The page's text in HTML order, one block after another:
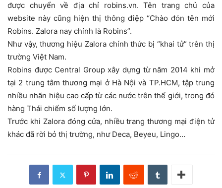
được chuyển về địa chỉ robins.vn. Tên trang chủ của
website này cũng hiện thị thông điệp “Chào đón tên mới
Robins. Zalora nay chính là Robins”.
Như vậy, thương hiệu Zalora chính thức bị “khai tử” trên thị
trường Việt Nam.
Robins được Central Group xây dựng từ năm 2014 khi mở
tại 2 trung tâm thương mại ở Hà Nội và TP.HCM, tập trung
nhiều nhãn hiệu cao cấp từ các nước trên thế giới, trong đó
hàng Thái chiếm số lượng lớn.
Trước khi Zalora đóng cửa, nhiều trang thương mại điện tử
khác đã rời bỏ thị trường, như Deca, Beyeu, Lingo…